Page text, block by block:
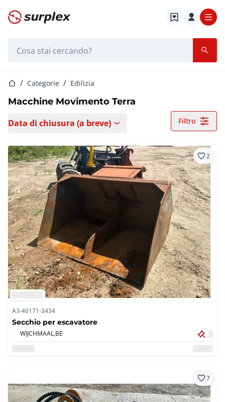
Home
Home Categorie Edilizia
Macchine Movimento Terra
Data di chiusura (a breve) Filtro
2
A3-46171-3434
Secchio per escavatore
WIJCHMAAL,BE
7